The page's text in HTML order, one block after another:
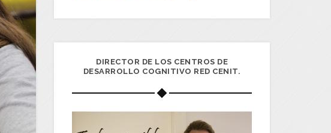
DIRECTOR DE LOS CENTROS DE
DESARROLLO COGNITIVO RED CENIT.